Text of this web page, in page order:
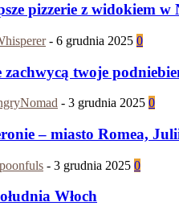
pizzerie z widokiem w
- 6 grudnia 2025 0
twoje
- 3 grudnia 2025 0
– miasto Romea,
- 3 grudnia 2025 0
Włoch